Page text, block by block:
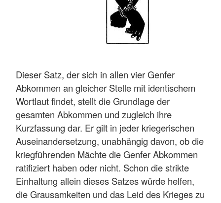
Dieser Satz, der sich in allen vier Genfer
Abkommen an gleicher Stelle mit identischem
Wortlaut findet, stellt die Grundlage der
gesamten Abkommen und zugleich ihre
Kurzfassung dar. Er gilt in jeder kriegerischen
Auseinandersetzung, unabhängig davon, ob die
kriegführenden Mächte die Genfer Abkommen
ratifiziert haben oder nicht. Schon die strikte
Einhaltung allein dieses Satzes würde helfen,
die Grausamkeiten und das Leid des Krieges zu